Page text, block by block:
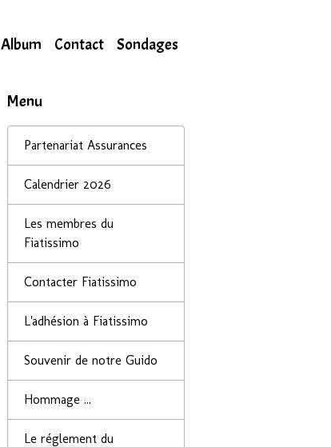
Album Contact Sondages
Menu
Partenariat Assurances
Calendrier 2026
Les membres du
Fiatissimo
Contacter Fiatissimo
L'adhésion à Fiatissimo
Souvenir de notre Guido
Hommage ...
Le réglement du